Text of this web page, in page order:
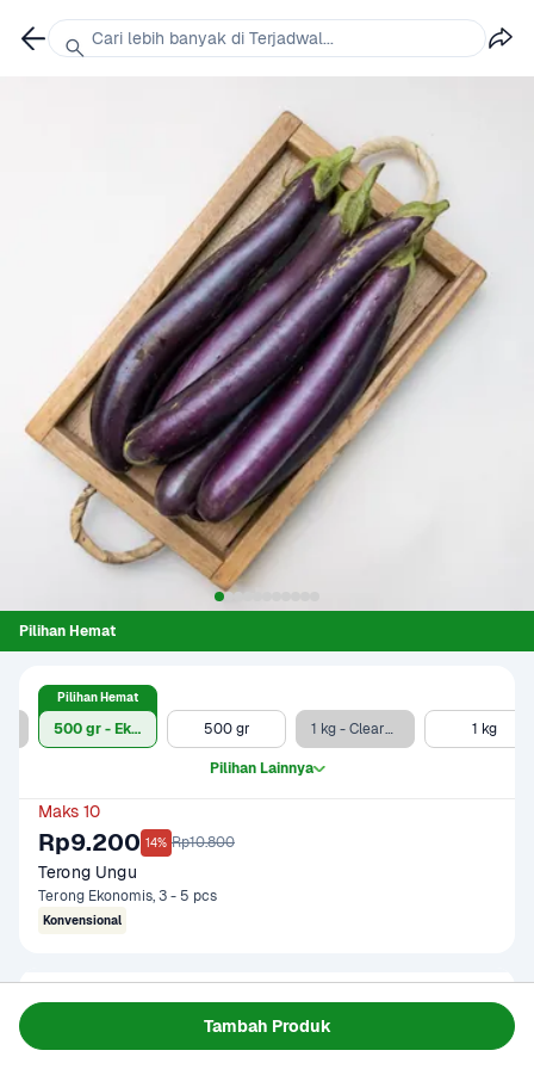
Tambah Produk
Pilihan Hemat
500 gr - Ekonomis
Pilihan Hemat
500 gr 1 kg - Clearance Sale 1 kg
Pilihan Lainnya
Maks 10
Rp9.200 14% Rp10.800
Terong Ungu
Terong Ekonomis, 3 - 5 pcs
Konvensional
Gagal memuat data
Coba Lagi
Cari lebih banyak di Terjadwal...